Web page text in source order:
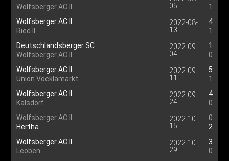
Wolfsberger AC II
05
1
Wolfsberger AC II
Ried II
2022-08-
13
4
1
Deutschlandsberger SC
Wolfsberger AC II
2022-09-
04
1
0
Wolfsberger AC II
Union Vöcklamarkt
2022-09-
11
5
1
Wolfsberger AC II
Kalsdorf
2022-09-
24
4
0
Wolfsberger AC II
Hertha
2022-10-
15
0
2
Wolfsberger AC II
Leoben
2022-10-
29
3
0